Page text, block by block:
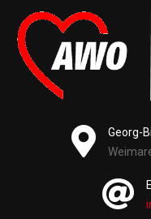
Georg-